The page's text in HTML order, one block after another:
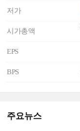
저가
시가총액
EPS
BPS
주요뉴스